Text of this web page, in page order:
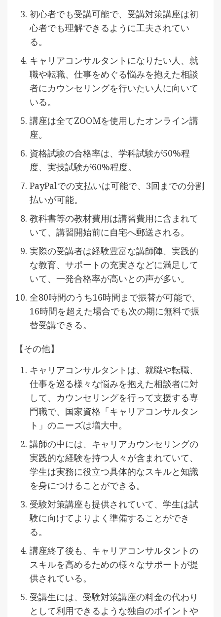
初心者でも受講可能で、受講対策講座は初
心者でも理解できるように工夫されてい
る。
キャリアコンサルタントになりたい人、就
職や転職、仕事をめぐる悩みを抱えた相談
者にカウンセリングを行いたい人に向いて
いる。
講座は全てZOOMを使用したオンライン講
座。
資格試験の合格率は、学科試験が50%程
度、実技試験が60%程度。
PayPalでの支払いは可能で、3回までの分割
払いが可能。
教科書等の教材費用は講習費用に含まれて
いて、講習開始前に自宅へ郵送される。
実際の受講者は経験豊富な講師陣、実践的
な教育、サポートの充実さなどに満足して
いて、一発合格率が高いとの声が多い。
全80時間のうち16時間まで振替が可能で、
16時間を超えた場合でも次の期に無料で振
替受講できる。
【その他】
キャリアコンサルタントは、就職や転職、
仕事を巡る様々な悩みを抱えた相談者に対
して、カウンセリングを行って支援する専
門職で、国家資格「キャリアコンサルタン
ト」のニーズは増大中。
講師の中には、キャリアカウンセリングの
実践的な経験を持つ人々が含まれていて、
学生は実務に役立つ具体的なスキルと知識
を身につけることができる。
受験対策講座も提供されていて、学生は試
験に向けてよりよく準備することができ
る。
講座終了後も、キャリアコンサルタントの
スキルを高めるための様々なサポートが提
供されている。
受講生には、受験対策講座の料金の代わり
として利用できるような独自のポイントや